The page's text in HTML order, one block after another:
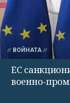
ВОЙНАТА
ЕС
военно-